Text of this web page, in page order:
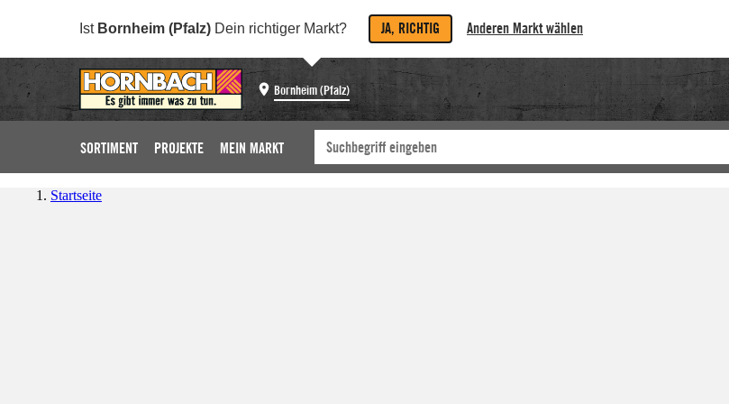
Ist Bornheim (Pfalz) Dein richtiger Markt? JA, RICHTIG Anderen Markt wählen
Bornheim (Pfalz)
SORTIMENT PROJEKTE MEIN MARKT
Startseite